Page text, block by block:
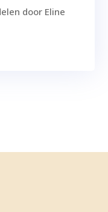
door Eline